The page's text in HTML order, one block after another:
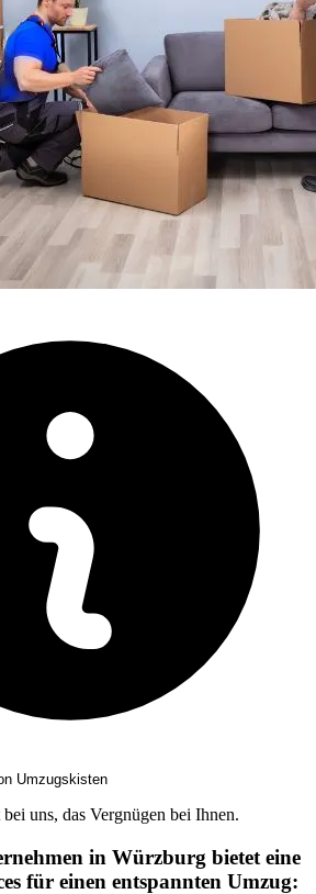
Umzugskisten
uns, das Vergnügen bei Ihnen.
in Würzburg bietet eine
für einen entspannten Umzug: